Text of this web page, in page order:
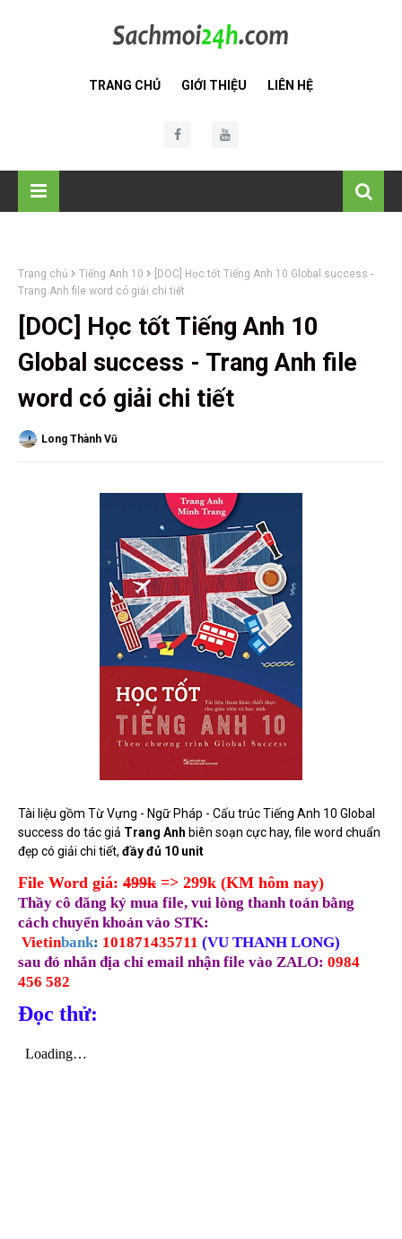
TRANG CHỦ GIỚI THIỆU LIÊN HỆ
Trang chủ Tiếng Anh 10
[DOC] Học tốt Tiếng Anh 10 Global success -
Trang Anh file word có giải chi tiết
[DOC] Học tốt Tiếng Anh 10
Global success - Trang Anh file
word có giải chi tiết
Long Thành Vũ
Tài liệu gồm Từ Vựng - Ngữ Pháp - Cấu trúc Tiếng Anh 10 Global
success do tác giả Trang Anh biên soạn cực hay, file word chuẩn
đẹp có giải chi tiết, đầy đủ 10 unit
File Word giá: 499k => 299k (KM hôm nay)
Thầy cô đăng ký mua file, vui lòng thanh toán bằng
cách chuyển khoản vào STK:
Vietinbank: 101871435711 (VU THANH LONG)
sau đó nhắn địa chỉ email nhận file vào ZALO: 0984
456 582
Đọc thử: